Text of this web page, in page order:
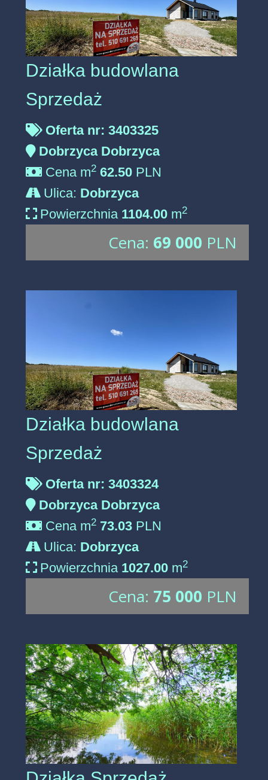
Działka budowlana
Sprzedaż
Oferta nr: 3403325
Dobrzyca Dobrzyca
Cena m2 62.50 PLN
Ulica: Dobrzyca
Powierzchnia 1104.00 m2
Cena: 69 000 PLN
Działka budowlana
Sprzedaż
Oferta nr: 3403324
Dobrzyca Dobrzyca
Cena m2 73.03 PLN
Ulica: Dobrzyca
Powierzchnia 1027.00 m2
Cena: 75 000 PLN